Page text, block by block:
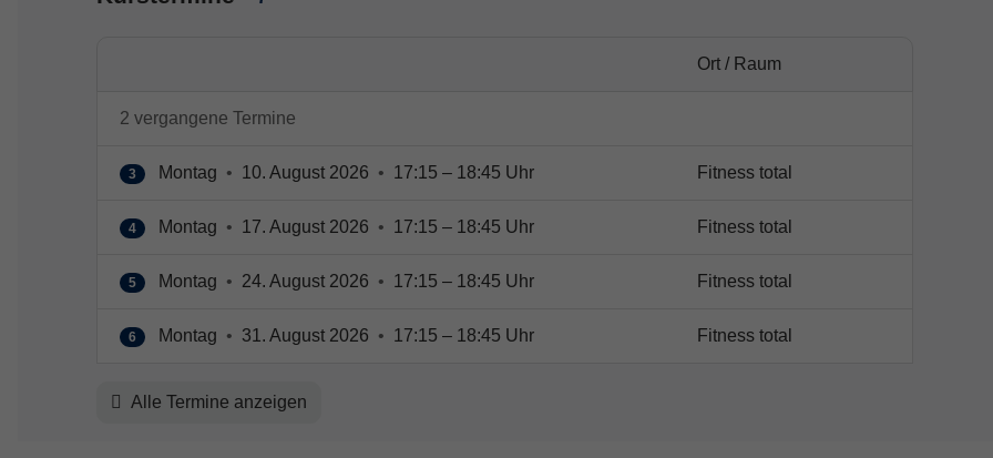
Ort / Raum
2 vergangene Termine
3 Montag • 10. August 2026 • 17:15 – 18:45 Uhr Fitness total
4 Montag • 17. August 2026 • 17:15 – 18:45 Uhr Fitness total
5 Montag • 24. August 2026 • 17:15 – 18:45 Uhr Fitness total
6 Montag • 31. August 2026 • 17:15 – 18:45 Uhr Fitness total
Alle Termine anzeigen